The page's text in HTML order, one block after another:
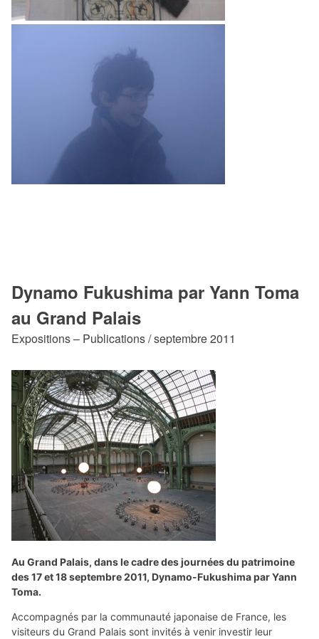
Dynamo Fukushima par Yann Toma
au Grand Palais
Expositions – Publications / septembre 2011
Au Grand Palais, dans le cadre des journées du patrimoine
des 17 et 18 septembre 2011, Dynamo-Fukushima par Yann
Toma.
Accompagnés par la communauté japonaise de France, les
visiteurs du Grand Palais sont invités à venir investir leur